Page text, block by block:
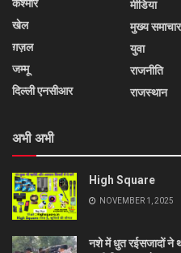
कश्मीर
खेल
ग़ज़ल
जम्मू
दिल्ली एनसीआर
मीडिया
मुख्य समाचार
युवा
राजनीति
राजस्थान
अभी अभी
High Square
NOVEMBER 1, 2025
नशे में धुत रईसजादों ने